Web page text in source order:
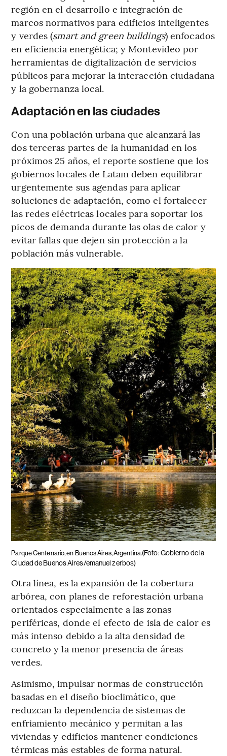
región en el desarrollo e integración de
marcos normativos para edificios inteligentes
y verdes (smart and green buildings) enfocados
en eficiencia energética; y Montevideo por
herramientas de digitalización de servicios
públicos para mejorar la interacción ciudadana
y la gobernanza local.
Adaptación en las ciudades
Con una población urbana que alcanzará las
dos terceras partes de la humanidad en los
próximos 25 años, el reporte sostiene que los
gobiernos locales de Latam deben equilibrar
urgentemente sus agendas para aplicar
soluciones de adaptación, como el fortalecer
las redes eléctricas locales para soportar los
picos de demanda durante las olas de calor y
evitar fallas que dejen sin protección a la
población más vulnerable.
Parque Centenario, en Buenos Aires, Argentina.(Foto: Gobierno de la
Ciudad de Buenos Aires/emanuel zerbos)
Otra línea, es la expansión de la cobertura
arbórea, con planes de reforestación urbana
orientados especialmente a las zonas
periféricas, donde el efecto de isla de calor es
más intenso debido a la alta densidad de
concreto y la menor presencia de áreas
verdes.
Asimismo, impulsar normas de construcción
basadas en el diseño bioclimático, que
reduzcan la dependencia de sistemas de
enfriamiento mecánico y permitan a las
viviendas y edificios mantener condiciones
térmicas más estables de forma natural.